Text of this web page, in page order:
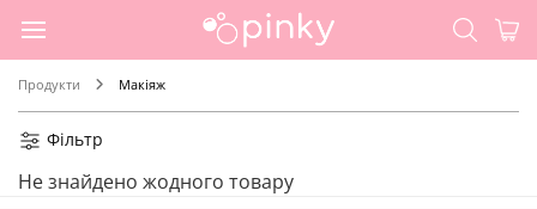
Продукти Макіяж
Фільтр
Не знайдено жодного товару